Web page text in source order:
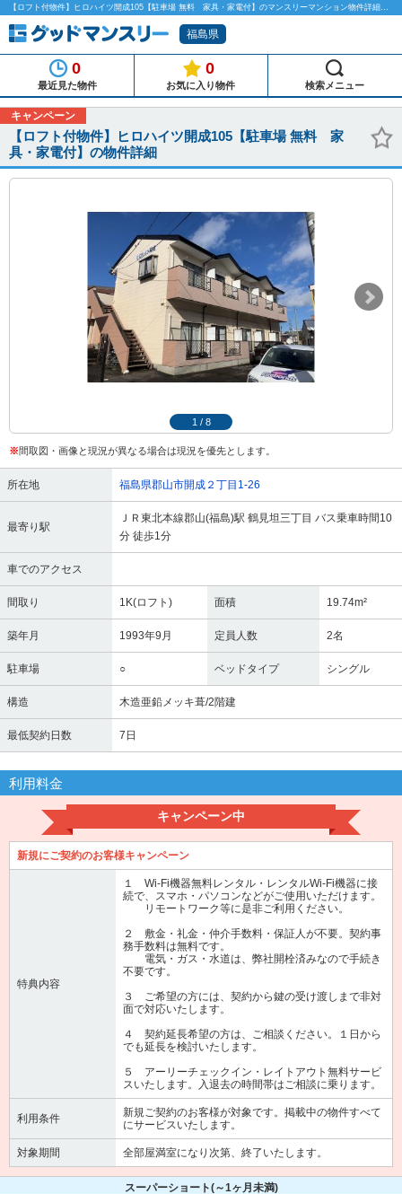
【ロフト付物件】ヒロハイツ開成105【駐車場 無料 家具・家電付】のマンスリーマンション物件詳細「グッドマンスリー」
福島県
0
最近見た物件
0
お気に入り物件 検索メニュー
キャンペーン
【ロフト付物件】ヒロハイツ開成105【駐車場 無料 家
具・家電付】の物件詳細
1 / 8
※間取図・画像と現況が異なる場合は現況を優先とします。
所在地 福島県郡山市開成２丁目1-26
最寄り駅
ＪＲ東北本線郡山(福島)駅 鶴見坦三丁目 バス乗車時間10
分 徒歩1分
車でのアクセス
間取り 1K(ロフト) 面積 19.74m²
築年月 1993年9月 定員人数 2名
駐車場 ○ ベッドタイプ シングル
構造 木造亜鉛メッキ葺/2階建
最低契約日数 7日
利用料金
キャンペーン中
新規にご契約のお客様キャンペーン
特典内容
１ Wi-Fi機器無料レンタル・レンタルWi-Fi機器に接
続で、スマホ・パソコンなどがご使用いただけます。
リモートワーク等に是非ご利用ください。
２ 敷金・礼金・仲介手数料・保証人が不要。契約事
務手数料は無料です。
電気・ガス・水道は、弊社開栓済みなので手続き
不要です。
３ ご希望の方には、契約から鍵の受け渡しまで非対
面で対応いたします。
４ 契約延長希望の方は、ご相談ください。１日から
でも延長を検討いたします。
５ アーリーチェックイン・レイトアウト無料サービ
スいたします。入退去の時間帯はご相談に乗ります。
利用条件
新規ご契約のお客様が対象です。掲載中の物件すべて
にサービスいたします。
対象期間 全部屋満室になり次第、終了いたします。
スーパーショート(～1ヶ月未満)